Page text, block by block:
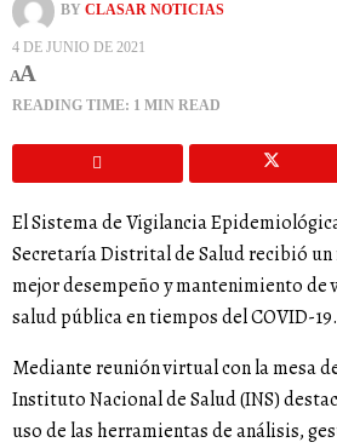
BY CLASAR NOTICIAS
4 DE JUNIO DE 2021
AA
READING TIME: 1 MIN READ
El Sistema de Vigilancia
Secretaría Distrital de Salud recibió
mejor desempeño y mantenimiento de
salud pública en tiempos del COVID-19.
Mediante reunión virtual con la mesa
Instituto Nacional de Salud (INS)
uso de las herramientas de análisis,